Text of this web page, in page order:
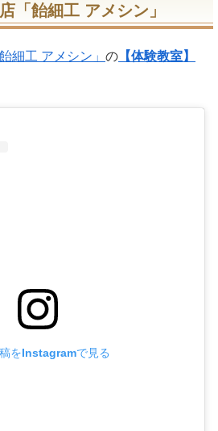
「飴細工 アメシン」
飴細工 アメシン」 の 【体験教室】
をInstagramで見る